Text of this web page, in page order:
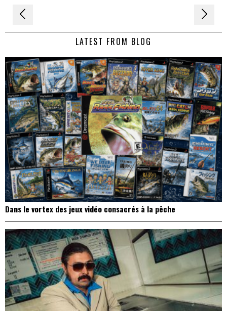
Navigation
de LATEST FROM BLOG
Dans le vortex des jeux vidéo consacrés à la pêche